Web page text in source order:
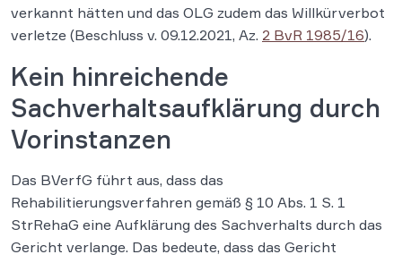
verkannt hätten und das OLG zudem das Willkürverbot
verletze (Beschluss v. 09.12.2021, Az. 2 BvR 1985/16).
Kein hinreichende
Sachverhaltsaufklärung durch
Vorinstanzen
Das BVerfG führt aus, dass das
Rehabilitierungsverfahren gemäß § 10 Abs. 1 S. 1
StrRehaG eine Aufklärung des Sachverhalts durch das
Gericht verlange. Das bedeute, dass das Gericht